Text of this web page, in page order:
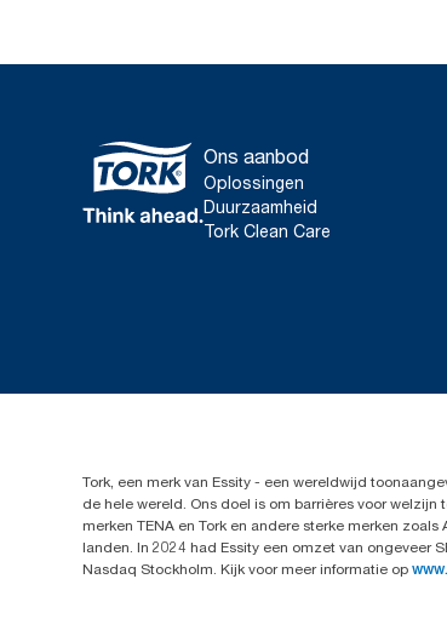
Ons aanbod
Oplossingen
Duurzaamheid
Tork Clean Care
Tork, een merk van Essity - een wereldwijd
de hele wereld. Ons doel is om barrières voor
merken TENA en Tork en andere sterke merken
landen. In 2024 had Essity een omzet van ongeveer
Nasdaq Stockholm. Kijk voor meer informatie op